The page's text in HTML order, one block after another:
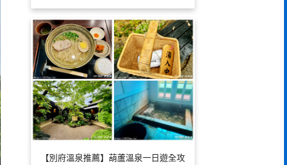
【別府溫泉推薦】葫蘆溫泉一日遊全攻